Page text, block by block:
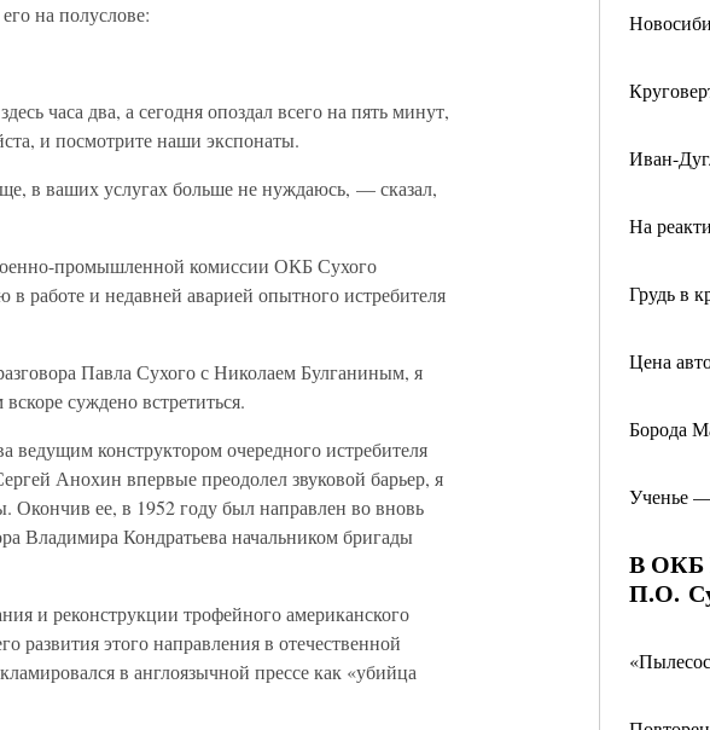
Иван-
На
Грудь в
Цена
Борода
Ученье
В ОКБ
П.О.
на полуслове:
часа два, а сегодня опоздал всего на пять минут,
и посмотрите наши экспонаты.
в ваших услугах больше не нуждаюсь, — сказал,
промышленной комиссии ОКБ Сухого
в работе и недавней аварией опытного истребителя
Павла Сухого с Николаем Булганиным, я
суждено встретиться.
конструктором очередного истребителя
Анохин впервые преодолел звуковой барьер, я
Окончив ее, в 1952 году был направлен во вновь
Владимира Кондратьева начальником бригады
и реконструкции трофейного американского
развития этого направления в отечественной
в англоязычной прессе как «убийца